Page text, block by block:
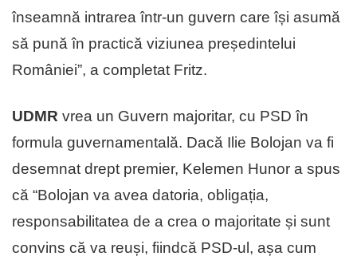
înseamnă intrarea într-un guvern care își asumă
să pună în practică viziunea președintelui
României”, a completat Fritz.
UDMR vrea un Guvern majoritar, cu PSD în
formula guvernamentală. Dacă Ilie Bolojan va fi
desemnat drept premier, Kelemen Hunor a spus
că “Bolojan va avea datoria, obligația,
responsabilitatea de a crea o majoritate și sunt
convins că va reuși, fiindcă PSD-ul, așa cum